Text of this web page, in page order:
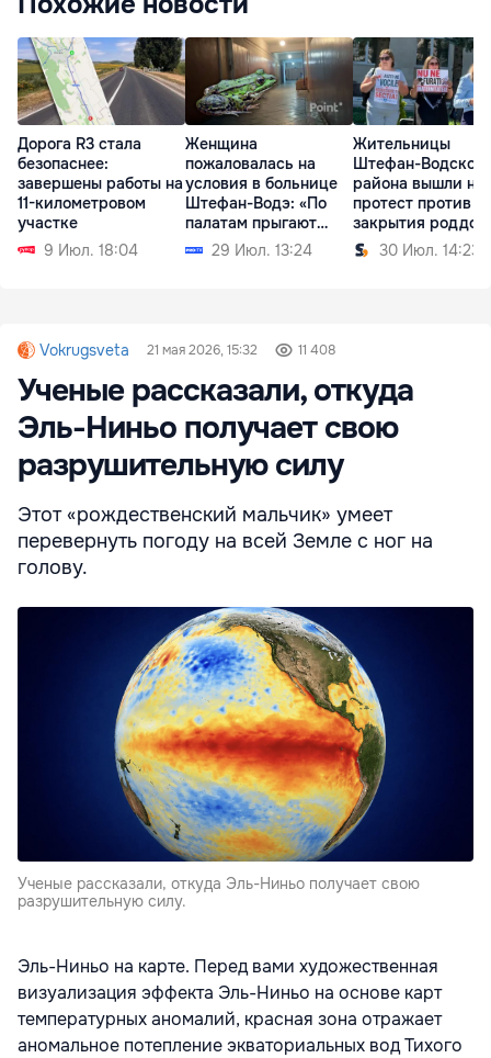
Дорога R3 стала
безопаснее:
завершены работы на
11-километровом
участке
9 Июл. 18:04
Женщина
пожаловалась на
условия в больнице
Штефан-Водэ: «По
палатам прыгают
лягушки»
29 Июл. 13:24
Жительницы
Штефан-Водского
района вышли на
протест против
закрытия
30 Июл. 14:23
Vokrugsveta 21 мая 2026, 15:32 11 408
Ученые рассказали, откуда
Эль-Ниньо получает свою
разрушительную силу
Этот «рождественский мальчик» умеет
перевернуть погоду на всей Земле с ног на
голову.
Ученые рассказали, откуда Эль-Ниньо получает свою
разрушительную силу.
Эль-Ниньо на карте. Перед вами художественная
визуализация эффекта Эль-Ниньо на основе карт
температурных аномалий, красная зона отражает
аномальное потепление экваториальных вод Тихого